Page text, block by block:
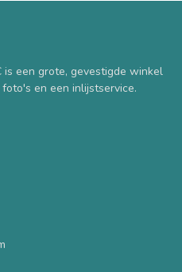
is een grote, gevestigde winkel
en een inlijstservice.